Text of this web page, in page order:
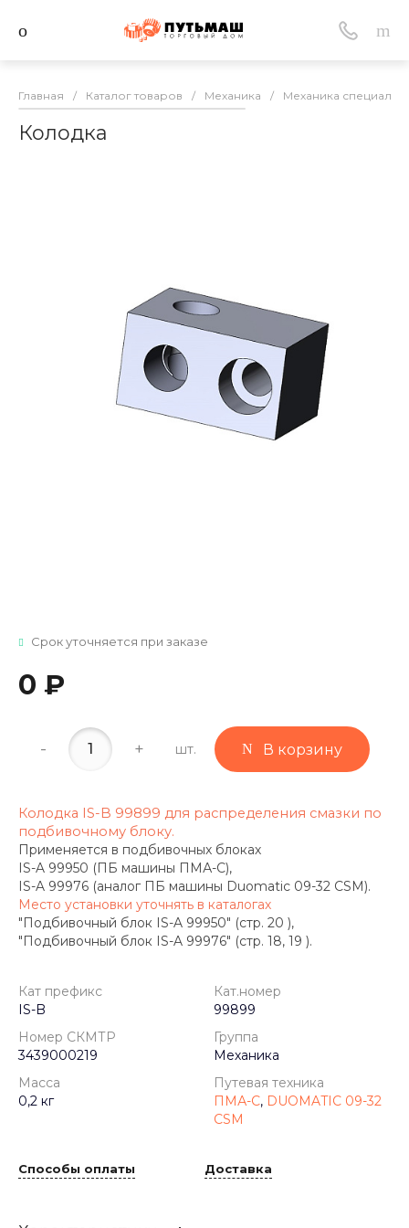
Главная / Каталог товаров / Механика / Механика
Колодка
Срок уточняется при заказе
0 ₽
- + шт. В корзину
Колодка IS-B 99899 для распределения смазки по
подбивочному блоку.
Применяется в подбивочных блоках
IS-A 99950 (ПБ машины ПМА-С),
IS-A 99976 (аналог ПБ машины Duomatic 09-32 CSM).
Место установки уточнять в каталогах
"Подбивочный блок IS-A 99950" (стр. 20 ),
"Подбивочный блок IS-A 99976" (стр. 18, 19 ).
Кат префикс
IS-B
Кат.номер
99899
Номер СКМТР
3439000219
Группа
Механика
Масса
0,2 кг
Путевая техника
ПМА-С, DUOMATIC 09-32
CSM
Способы оплаты Доставка